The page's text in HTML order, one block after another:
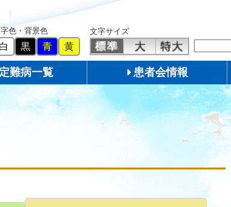
文字サイズ
色・背景色
白 黒 青 黄
難病一覧 患者会情報